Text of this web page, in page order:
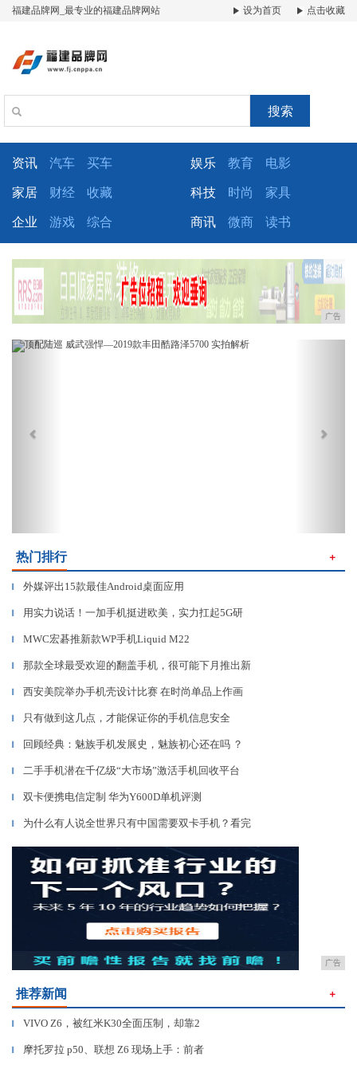
福建品牌网_最专业的福建品牌网站 设为首页 点击收藏
搜索
资讯 汽车 买车 娱乐 教育 电影
家居 财经 收藏 科技 时尚 家具
企业 游戏 综合 商讯 微商 读书
广告
Previous
热门排行 ＋
▎ 外媒评出15款最佳Android桌面应用
▎ 用实力说话！一加手机挺进欧美，实力扛起5G研
▎ MWC宏碁推新款WP手机Liquid M22
▎ 那款全球最受欢迎的翻盖手机，很可能下月推出新
▎ 西安美院举办手机壳设计比赛 在时尚单品上作画
▎ 只有做到这几点，才能保证你的手机信息安全
▎ 回顾经典：魅族手机发展史，魅族初心还在吗 ？
▎ 二手手机潜在千亿级“大市场”激活手机回收平台
▎ 双卡便携电信定制 华为Y600D单机评测
▎ 为什么有人说全世界只有中国需要双卡手机？看完
广告
推荐新闻 ＋
▎ VIVO Z6，被红米K30全面压制，却靠2
▎ 摩托罗拉 p50、联想 Z6 现场上手：前者